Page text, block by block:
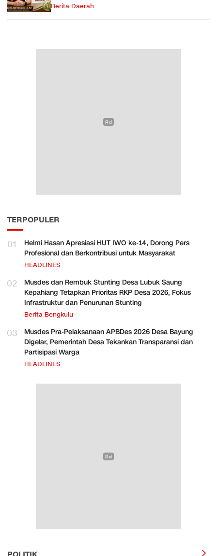
Berita Daerah
TERPOPULER
01
Helmi Hasan Apresiasi HUT IWO ke-14, Dorong Pers
Profesional dan Berkontribusi untuk Masyarakat
HEADLINES
02
Musdes dan Rembuk Stunting Desa Lubuk Saung
Kepahiang Tetapkan Prioritas RKP Desa 2026, Fokus
Infrastruktur dan Penurunan Stunting
Berita Bengkulu
03
Musdes Pra-Pelaksanaan APBDes 2026 Desa Bayung
Digelar, Pemerintah Desa Tekankan Transparansi dan
Partisipasi Warga
HEADLINES